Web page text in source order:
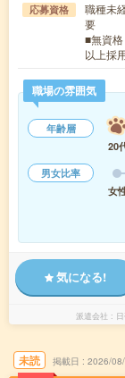
応募資格
職種未
要
■無資
以上採
職場の雰囲気
年齢層
20
男女比率
女
気になる!
派遣会社
未読 掲載日 2026/